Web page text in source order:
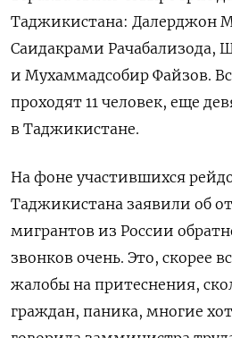
Таджикистана: Далерджон
Саидакрами Рачабализода,
и Мухаммадсобир Файзов.
проходят 11 человек, еще
в Таджикистане.
На фоне участившихся
Таджикистана заявили об
мигрантов из России
звонков очень. Это, скорее
жалобы на притеснения,
граждан, паника, многие